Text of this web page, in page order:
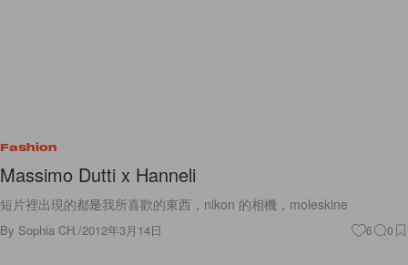
Fashion
Massimo Dutti x Hanneli
短片裡出現的都是我所喜歡的東西，nikon 的相機，moleskine
By Sophia CH./2012年3月14日 6 0